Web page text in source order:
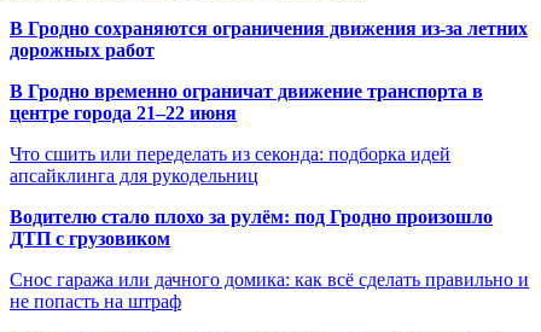
В Гродно сохраняются ограничения движения из-за летних
дорожных работ
В Гродно временно ограничат движение транспорта в
центре города 21–22 июня
Что сшить или переделать из секонда: подборка идей
апсайклинга для рукодельниц
Водителю стало плохо за рулём: под Гродно произошло
ДТП с грузовиком
Снос гаража или дачного домика: как всё сделать правильно и
не попасть на штраф